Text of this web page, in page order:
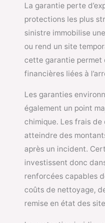
La garantie perte
protections les plus
sinistre immobilise
ou rend un site
cette garantie permet
financières liées à
Les garanties
également un point
chimique. Les frais
atteindre des
après un incident.
investissent donc
renforcées capables
coûts de nettoyage,
remise en état des